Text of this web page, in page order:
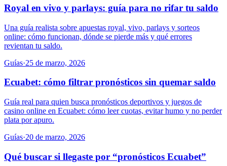
Royal en vivo y parlays: guía para no rifar tu saldo
Una guía realista sobre apuestas royal, vivo, parlays y sorteos
online: cómo funcionan, dónde se pierde más y qué errores
revientan tu saldo.
Guías·25 de marzo, 2026
Ecuabet: cómo filtrar pronósticos sin quemar saldo
Guía real para quien busca pronósticos deportivos y juegos de
casino online en Ecuabet: cómo leer cuotas, evitar humo y no perder
plata por apuro.
Guías·20 de marzo, 2026
Qué buscar si llegaste por “pronósticos Ecuabet”